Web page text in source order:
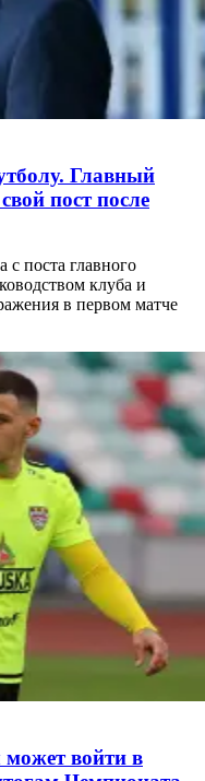
Главный
пост после
с поста главного
клуба и
в первом матче
войти в